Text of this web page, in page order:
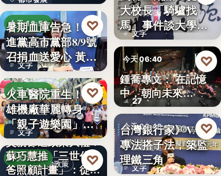
文字
日上…
今天 19:53
公益活動
文字
暑期血庫告急！民
進黨高市黨部8/9號
召捐血送愛心 黃
捷、…
♡
今天 19:51
親子旅遊
文字
火車醫院重生！高
雄機廠華麗轉身
「親子遊樂園」
開幕首日…
♡
政治政策
今天 19:49
父親節送政策大禮！
蘇巧慧推「三世代爸
爸照顧計畫」：從準
♡
教育評論
文字
大校長「騎驢找
馬」事件談大學治
理與領導倫…
今天 06:40
劇場隨筆
27
鍾喬專文： 在記憶
中，朝向未來…
♡
今天 06:40
金融監理
文字
台灣銀行家》VASP
專法搭子法，築監
理鐵三角
♡